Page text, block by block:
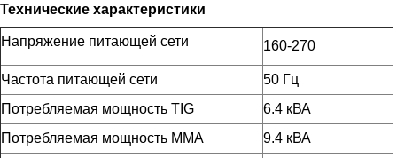
Технические характеристики
Напряжение питающей сети 160-270
Частота питающей сети
50 Гц
Потребляемая мощность TIG
6.4 кВА
Потребляемая мощность ММА
9.4 кВА